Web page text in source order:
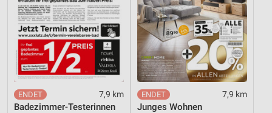
7,9 km
Badezimmer-Testerinnen
7,9 km
Junges Wohnen